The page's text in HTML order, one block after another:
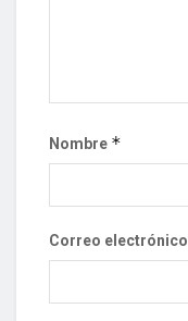
Nombre *
Correo electrónico